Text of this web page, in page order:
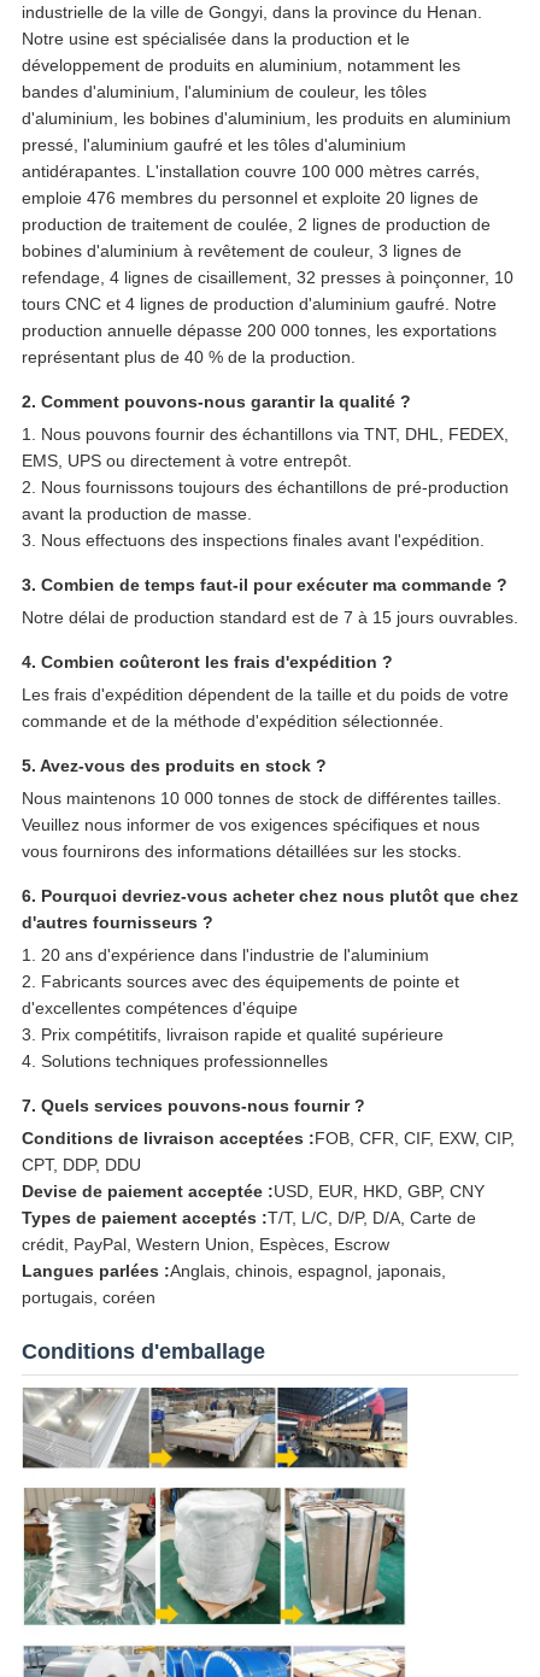
industrielle de la ville de Gongyi, dans la province du Henan.
Notre usine est spécialisée dans la production et le
développement de produits en aluminium, notamment les
bandes d'aluminium, l'aluminium de couleur, les tôles
d'aluminium, les bobines d'aluminium, les produits en aluminium
pressé, l'aluminium gaufré et les tôles d'aluminium
antidérapantes. L'installation couvre 100 000 mètres carrés,
emploie 476 membres du personnel et exploite 20 lignes de
production de traitement de coulée, 2 lignes de production de
bobines d'aluminium à revêtement de couleur, 3 lignes de
refendage, 4 lignes de cisaillement, 32 presses à poinçonner, 10
tours CNC et 4 lignes de production d'aluminium gaufré. Notre
production annuelle dépasse 200 000 tonnes, les exportations
représentant plus de 40 % de la production.
2. Comment pouvons-nous garantir la qualité ?
1. Nous pouvons fournir des échantillons via TNT, DHL, FEDEX,
EMS, UPS ou directement à votre entrepôt.
2. Nous fournissons toujours des échantillons de pré-production
avant la production de masse.
3. Nous effectuons des inspections finales avant l'expédition.
3. Combien de temps faut-il pour exécuter ma commande ?
Notre délai de production standard est de 7 à 15 jours ouvrables.
4. Combien coûteront les frais d'expédition ?
Les frais d'expédition dépendent de la taille et du poids de votre
commande et de la méthode d'expédition sélectionnée.
5. Avez-vous des produits en stock ?
Nous maintenons 10 000 tonnes de stock de différentes tailles.
Veuillez nous informer de vos exigences spécifiques et nous
vous fournirons des informations détaillées sur les stocks.
6. Pourquoi devriez-vous acheter chez nous plutôt que chez
d'autres fournisseurs ?
1. 20 ans d'expérience dans l'industrie de l'aluminium
2. Fabricants sources avec des équipements de pointe et
d'excellentes compétences d'équipe
3. Prix compétitifs, livraison rapide et qualité supérieure
4. Solutions techniques professionnelles
7. Quels services pouvons-nous fournir ?
Conditions de livraison acceptées :FOB, CFR, CIF, EXW, CIP,
CPT, DDP, DDU
Devise de paiement acceptée :USD, EUR, HKD, GBP, CNY
Types de paiement acceptés :T/T, L/C, D/P, D/A, Carte de
crédit, PayPal, Western Union, Espèces, Escrow
Langues parlées :Anglais, chinois, espagnol, japonais,
portugais, coréen
Conditions d'emballage